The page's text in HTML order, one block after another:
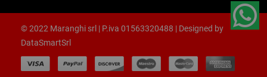
© 2022 Maranghi srl | P.iva 01563320488 | Designed by
DataSmartSrl